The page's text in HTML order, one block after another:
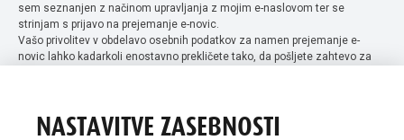
sem seznanjen z načinom upravljanja z mojim e-naslovom ter se
strinjam s prijavo na prejemanje e-novic.
Vašo privolitev v obdelavo osebnih podatkov za namen prejemanje e-
novic lahko kadarkoli enostavno prekličete tako, da pošljete zahtevo za
NASTAVITVE ZASEBNOSTI